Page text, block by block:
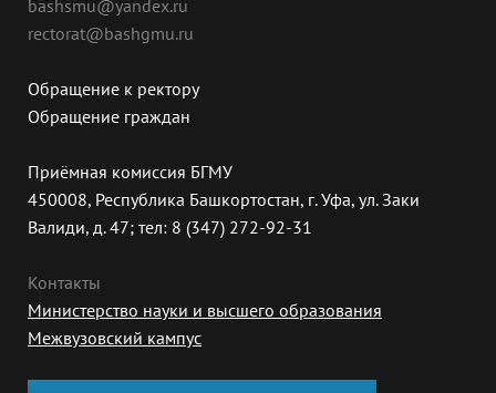
bashsmu@yandex.ru
rectorat@bashgmu.ru
Обращение к ректору
Обращение граждан
Приёмная комиссия БГМУ
450008, Республика Башкортостан, г. Уфа, ул. Заки
Валиди, д. 47; тел: 8 (347) 272-92-31
Контакты
Министерство науки и высшего образования
Межвузовский кампус